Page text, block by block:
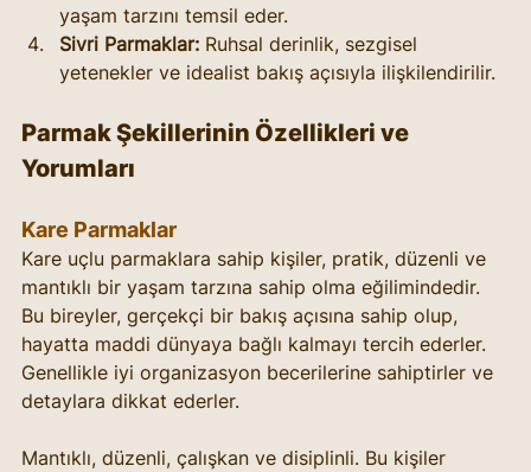
yaşam tarzını temsil eder.
Sivri Parmaklar: Ruhsal derinlik, sezgisel
yetenekler ve idealist bakış açısıyla ilişkilendirilir.
Parmak Şekillerinin Özellikleri ve
Yorumları
Kare Parmaklar
Kare uçlu parmaklara sahip kişiler, pratik, düzenli ve
mantıklı bir yaşam tarzına sahip olma eğilimindedir.
Bu bireyler, gerçekçi bir bakış açısına sahip olup,
hayatta maddi dünyaya bağlı kalmayı tercih ederler.
Genellikle iyi organizasyon becerilerine sahiptirler ve
detaylara dikkat ederler.
Mantıklı, düzenli, çalışkan ve disiplinli. Bu kişiler